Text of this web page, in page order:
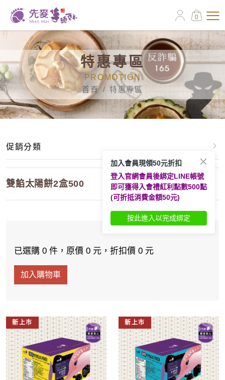
0
特惠專區
PROMOTION
首頁
特惠專區
促銷分類
脆條精裝2盒388元
雙餡太陽餅2盒500
已選購 0 件，原價 0 元，折扣價 0 元
加入購物車
新上市 新上市
加入會員現領50元折扣
登入官網會員後綁定LINE帳號
即可獲得入會禮紅利點數500點
(可折抵消費金額50元)
按此進入以完成綁定